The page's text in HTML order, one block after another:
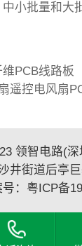
小批量和大
PCB线路板
遥控电风扇
领智电路(
井街道后亭
： 粤ICP备